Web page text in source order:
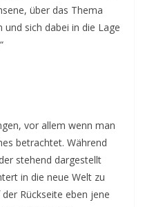
über das Thema
sich dabei in die Lage
vor allem wenn man
betrachtet. Während
stehend dargestellt
in die neue Welt zu
Rückseite eben jene